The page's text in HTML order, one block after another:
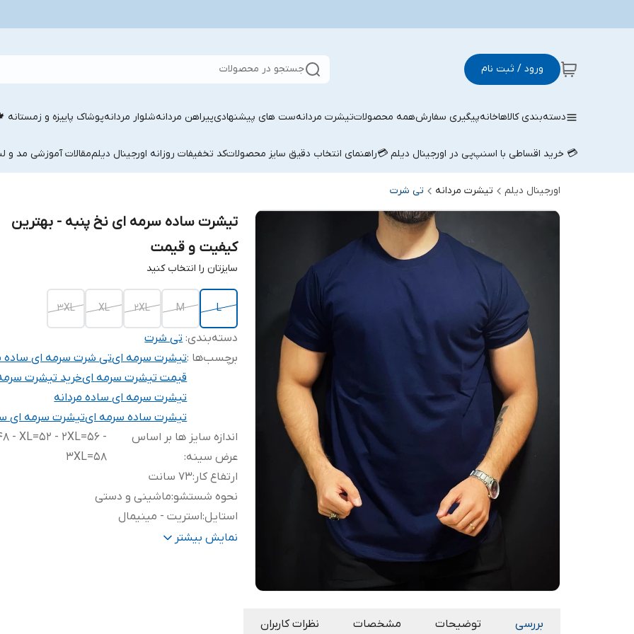
ورود / ثبت نام جستجو در محصولات
دسته‌بندی کالاهاخانهپیگیری سفارشهمه محصولاتتیشرت مردانهست های پیشنهادیپیراهن مردانهشلوار مردانهپوشاک پاییزه و زمستانه
💳 خرید اقساطی با اسنپ‌پی در اورجینال دیلم 💳راهنمای انتخاب دقیق سایز محصولاتکد تخفیفات روزانه اورجینال دیلممقالات آموزشی مد و
اورجینال دیلم تیشرت مردانه تی شرت
تیشرت ساده سرمه ای نخ پنبه - بهترین
کیفیت و قیمت
سایزتان را انتخاب کنید
L
M
2XL
XL
3XL
دسته‌بندی:تی شرت
برچسب‌ها :تیشرت سرمه ایتی شرت سرمه ای ساده
قیمت تیشرت سرمه ایخرید تیشرت
تیشرت سرمه ای ساده مردانه
تیشرت ساده سرمه ایتیشرت سرمه ای
اندازه سایز ها بر اساس
عرض سینه:
- XL=52 - 2XL=56 -
3XL=58
ارتفاع کار :۷۳ سانت
نحوه شستشو:ماشینی و دستی
استایل:استریت - مینیمال
پارچه: نخ پنبه طبیعینمایش بیشتر
بررسی توضیحات مشخصات نظرات کاربران